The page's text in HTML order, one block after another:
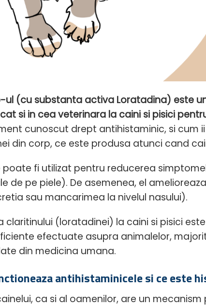
ul (cu substanta activa Loratadina) este
si in cea veterinara la caini si pisici
cunoscut drept antihistaminic, si cum
din corp, ce este produsa atunci cand
poate fi utilizat pentru reducerea
de pe piele). De asemenea, el
sau mancarimea la nivelul nasului).
claritinului (loratadinei) la caini si pisici
efectuate asupra animalelor,
din medicina umana.
antihistaminicele si ce este
ca si al oamenilor, are un